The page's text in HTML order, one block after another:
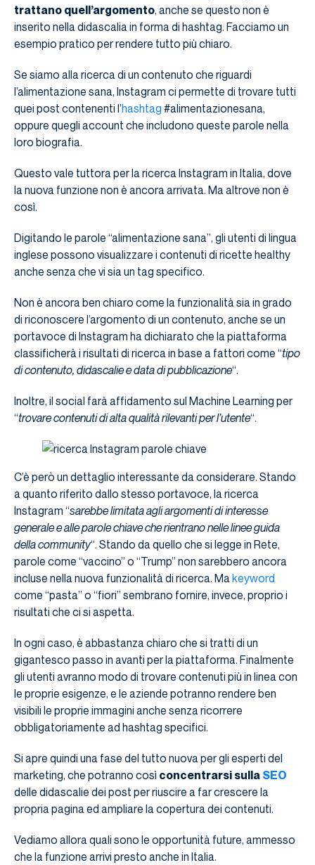
trattano quell’argomento, anche se questo non è
inserito nella didascalia in forma di hashtag. Facciamo un
esempio pratico per rendere tutto più chiaro.
Se siamo alla ricerca di un contenuto che riguardi
l’alimentazione sana, Instagram ci permette di trovare tutti
quei post contenenti l’hashtag #alimentazionesana,
oppure quegli account che includono queste parole nella
loro biografia.
Questo vale tuttora per la ricerca Instagram in Italia, dove
la nuova funzione non è ancora arrivata. Ma altrove non è
così.
Digitando le parole “alimentazione sana”, gli utenti di lingua
inglese possono visualizzare i contenuti di ricette healthy
anche senza che vi sia un tag specifico.
Non è ancora ben chiaro come la funzionalità sia in grado
di riconoscere l’argomento di un contenuto, anche se un
portavoce di Instagram ha dichiarato che la piattaforma
classificherà i risultati di ricerca in base a fattori come “tipo
di contenuto, didascalie e data di pubblicazione“.
Inoltre, il social farà affidamento sul Machine Learning per
“trovare contenuti di alta qualità rilevanti per l’utente“.
C’è però un dettaglio interessante da considerare. Stando
a quanto riferito dallo stesso portavoce, la ricerca
Instagram “sarebbe limitata agli argomenti di interesse
generale e alle parole chiave che rientrano nelle linee guida
della community“. Stando da quello che si legge in Rete,
parole come “vaccino” o “Trump” non sarebbero ancora
incluse nella nuova funzionalità di ricerca. Ma keyword
come “pasta” o “fiori” sembrano fornire, invece, proprio i
risultati che ci si aspetta.
In ogni caso, è abbastanza chiaro che si tratti di un
gigantesco passo in avanti per la piattaforma. Finalmente
gli utenti avranno modo di trovare contenuti più in linea con
le proprie esigenze, e le aziende potranno rendere ben
visibili le proprie immagini anche senza ricorrere
obbligatoriamente ad hashtag specifici.
Si apre quindi una fase del tutto nuova per gli esperti del
marketing, che potranno così concentrarsi sulla SEO
delle didascalie dei post per riuscire a far crescere la
propria pagina ed ampliare la copertura dei contenuti.
Vediamo allora quali sono le opportunità future, ammesso
che la funzione arrivi presto anche in Italia.